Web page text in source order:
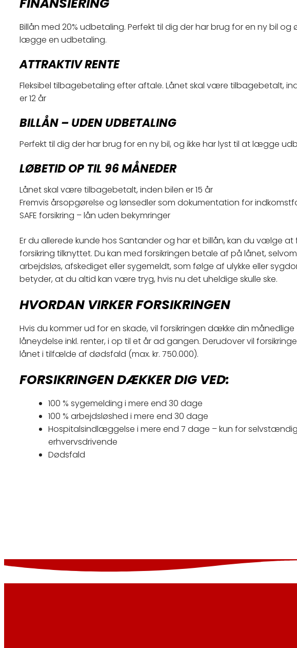
Billån med 20% udbetaling. Perfekt til dig der har brug for en ny bil og
lægge en udbetaling.
ATTRAKTIV RENTE
Fleksibel tilbagebetaling efter aftale. Lånet skal være tilbagebetalt,
er 12 år
BILLÅN – UDEN UDBETALING
Perfekt til dig der har brug for en ny bil, og ikke har lyst til at lægge
LØBETID OP TIL 96 MÅNEDER
Lånet skal være tilbagebetalt, inden bilen er 15 år
Fremvis årsopgørelse og lønsedler som dokumentation for
SAFE forsikring – lån uden bekymringer
​Er du allerede kunde hos Santander og har et billån, kan du vælge at
forsikring tilknyttet. Du kan med forsikringen betale af på lånet,
arbejdsløs, afskediget eller sygemeldt, som følge af ulykke eller
betyder, at du altid kan være tryg, hvis nu det uheldige skulle ske. ​
HVORDAN VIRKER FORSIKRINGEN
Hvis du kommer ud for en skade, vil forsikringen dække din månedlige
låneydelse inkl. renter, i op til et år ad gangen. Derudover vil
lånet i tilfælde af dødsfald (max. kr. 750.000).
FORSIKRINGEN DÆKKER DIG VED:
100 % sygemelding i mere end 30 dage
100 % arbejdsløshed i mere end 30 dage
Hospitalsindlæggelse i mere end 7 dage – kun for selvstændig
erhvervsdrivende
Dødsfald